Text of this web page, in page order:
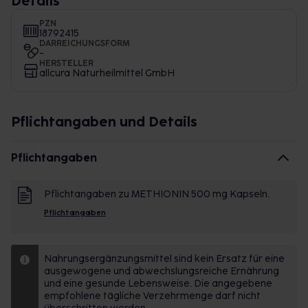
PZN
18792415
DARREICHUNGSFORM
-
HERSTELLER
allcura Naturheilmittel GmbH
Pflichtangaben und Details
Pflichtangaben
Pflichtangaben zu METHIONIN 500 mg Kapseln.
Pflichtangaben
Nahrungsergänzungsmittel sind kein Ersatz für eine
ausgewogene und abwechslungsreiche Ernährung
und eine gesunde Lebensweise. Die angegebene
empfohlene tägliche Verzehrmenge darf nicht